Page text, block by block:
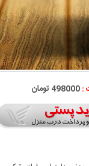
:498000 تومان